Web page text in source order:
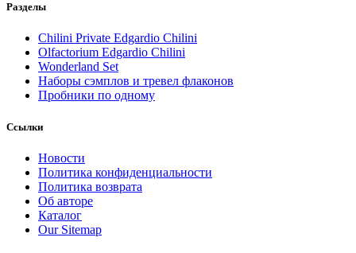
Разделы
Chilini Private Edgardio Chilini
Olfactorium Edgardio Chilini
Wonderland Set
Наборы сэмплов и тревел флаконов
Пробники по одному
Ссылки
Новости
Политика конфиденциальности
Политика возврата
Об авторе
Каталог
Our Sitemap